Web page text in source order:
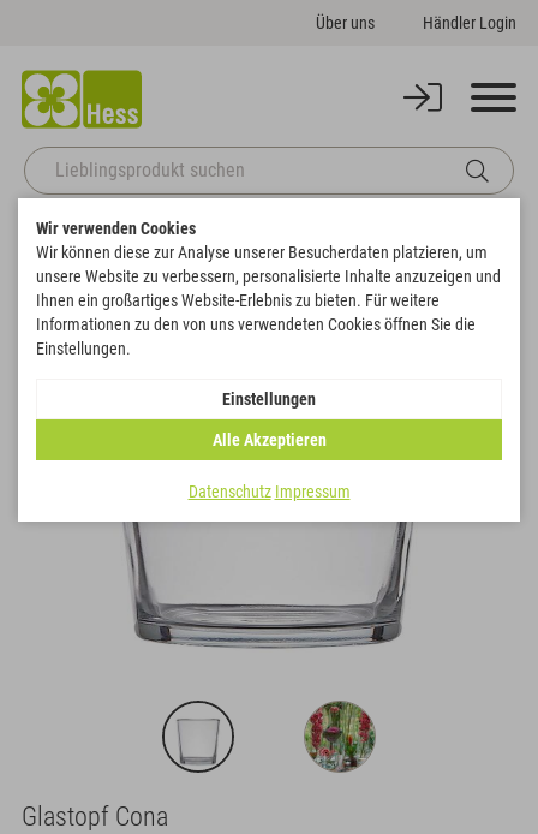
Über uns Händler Login
Startseite Gefäße Vasen
Zurück zur Artikelübersicht
Glastopf Cona
Wir verwenden Cookies
Wir können diese zur Analyse unserer Besucherdaten platzieren, um
unsere Website zu verbessern, personalisierte Inhalte anzuzeigen und
Ihnen ein großartiges Website-Erlebnis zu bieten. Für weitere
Informationen zu den von uns verwendeten Cookies öffnen Sie die
Einstellungen.
Einstellungen
Alle Akzeptieren
Datenschutz Impressum